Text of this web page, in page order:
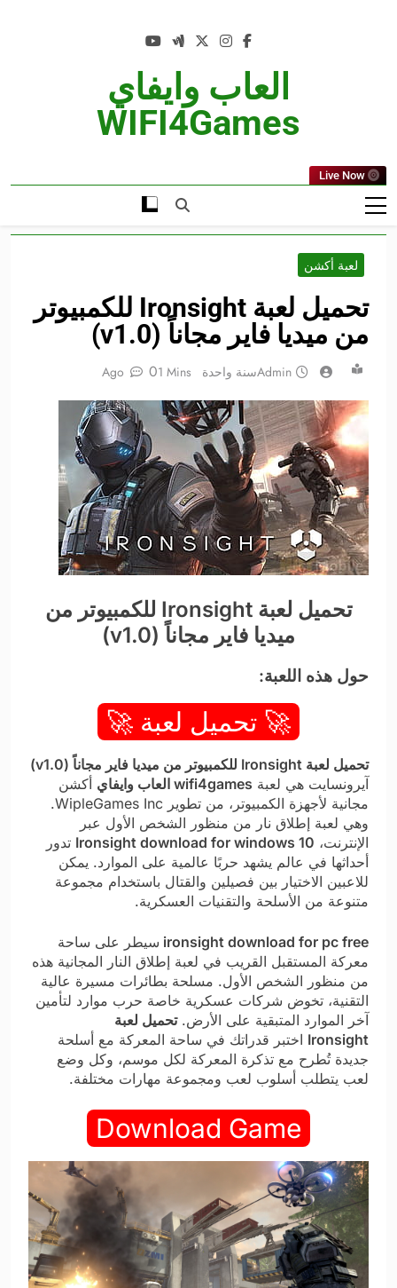
العاب وايفاي
WIFI4Games
Live Now
لعبة أكشن
تحميل لعبة Ironsight للكمبيوتر
من ميديا فاير مجاناً (v1.0)
Adminسنة واحدة Ago 01 Mins
تحميل لعبة Ironsight للكمبيوتر من
ميديا فاير مجاناً (v1.0)
حول هذه اللعبة:
🚀 تحميل لعبة 🚀
تحميل لعبة Ironsight للكمبيوتر من ميديا فاير مجاناً (v1.0)
آيرونسايت هي لعبة wifi4games العاب وايفاي
أكشن
مجانية لأجهزة الكمبيوتر، من تطوير WipleGames Inc.
وهي لعبة إطلاق نار من منظور الشخص الأول عبر
الإنترنت، Ironsight download for windows 10 تدور
أحداثها في عالم يشهد حربًا عالمية على الموارد. يمكن
للاعبين الاختيار بين فصيلين والقتال باستخدام مجموعة
متنوعة من الأسلحة والتقنيات العسكرية.
ironsight download for pc free سيطر على ساحة
معركة المستقبل القريب في لعبة إطلاق النار المجانية هذه
من منظور الشخص الأول. مسلحة بطائرات مسيرة عالية
التقنية، تخوض شركات عسكرية خاصة حرب موارد لتأمين
آخر الموارد المتبقية على الأرض.تحميل لعبة
Ironsight اختبر قدراتك في ساحة المعركة مع أسلحة
جديدة تُطرح مع تذكرة المعركة لكل موسم، وكل وضع
لعب يتطلب أسلوب لعب ومجموعة مهارات مختلفة.
Download Game